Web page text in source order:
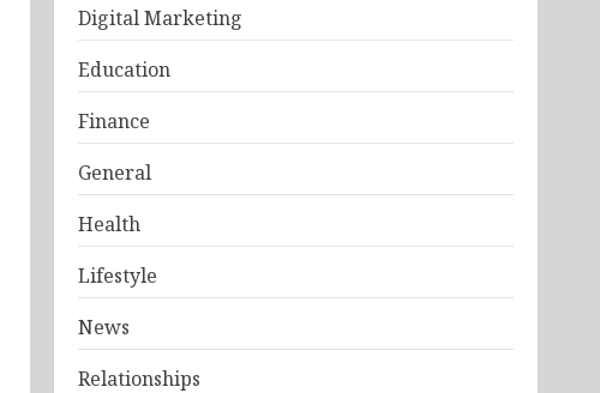
Digital Marketing
Education
Finance
General
Health
Lifestyle
News
Relationships